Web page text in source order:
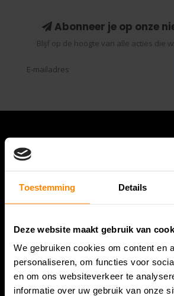
Toestemming Details
Deze website maakt gebruik van
We gebruiken cookies om content en
personaliseren, om functies voor
en om ons websiteverkeer te
informatie over uw gebruik van onze
Abonneer je op onze
Blijf op de hoogte van alle acties die
Bespanracket.nl is dé racketspecialist
omstreken.
Snijdersstraat 6